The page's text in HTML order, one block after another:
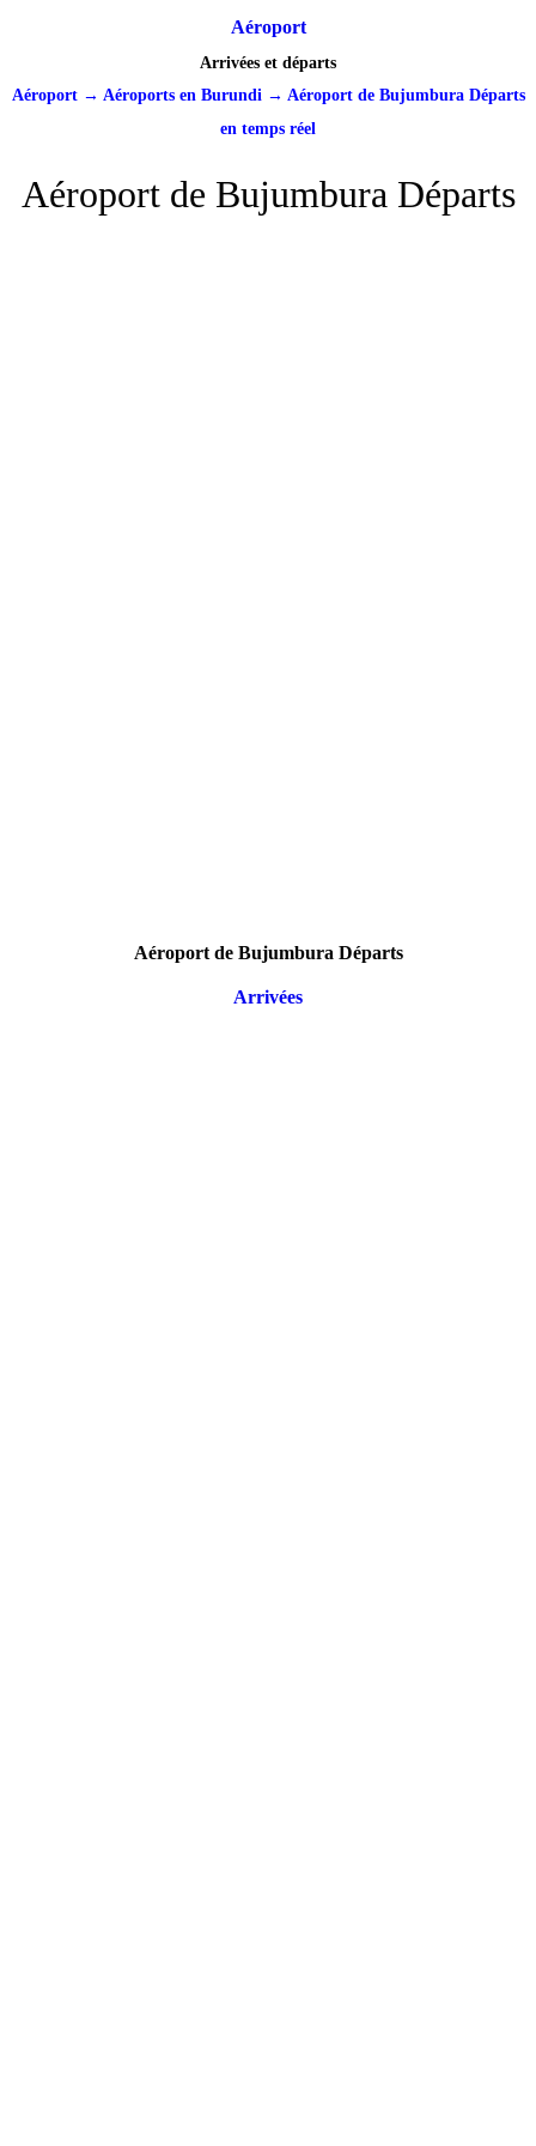
Aéroport
Arrivées et départs
Aéroport→ Aéroports en Burundi→ Aéroport de Bujumbura Départs
en temps réel
Aéroport de Bujumbura Départs
Aéroport de Bujumbura Départs
Arrivées